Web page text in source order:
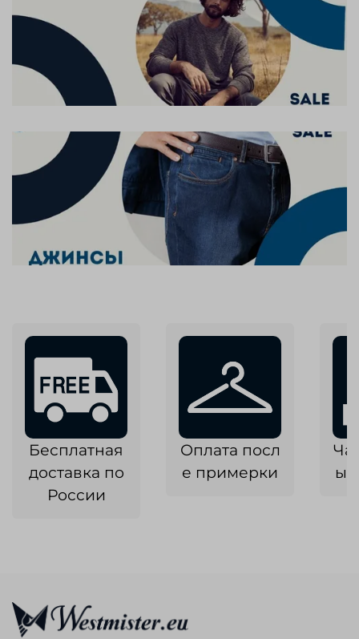
Бесплатная
доставка по
России
Оплата посл
е примерки